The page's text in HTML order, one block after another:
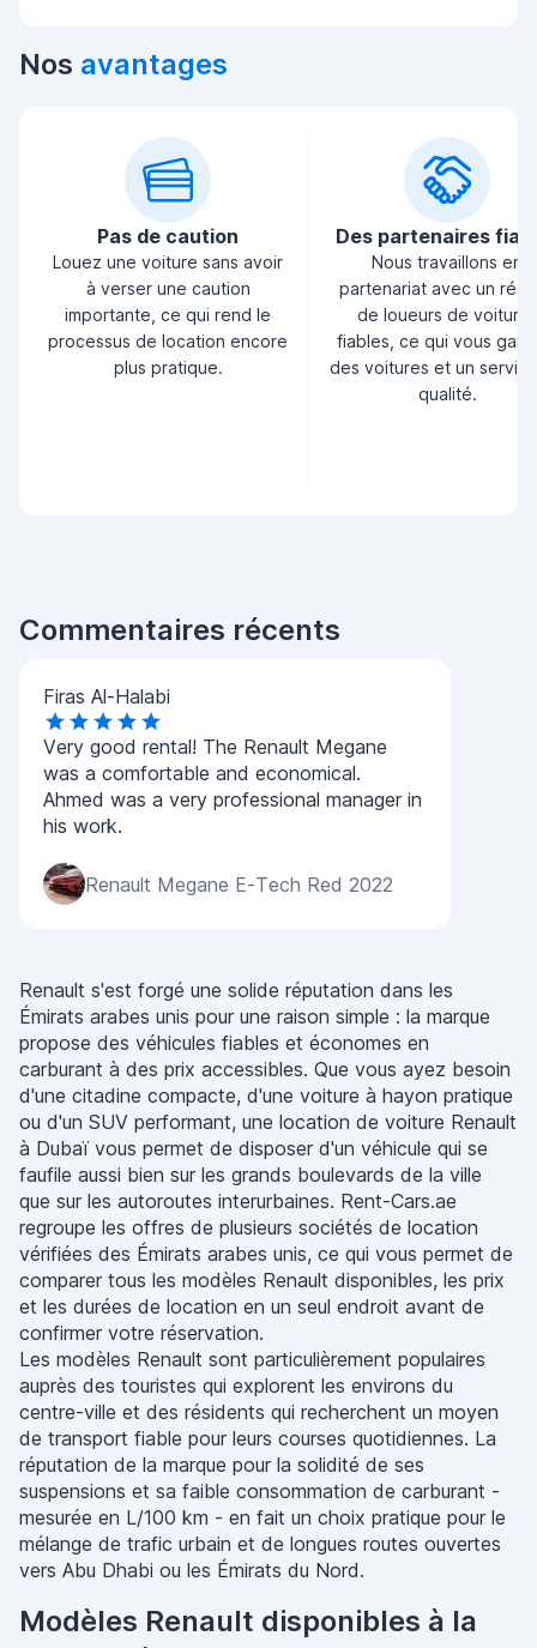
Nos avantages
Pas de caution
Louez une voiture sans avoir
à verser une caution
importante, ce qui rend le
processus de location encore
plus pratique.
Des partenaires
Nous travaillons en
partenariat avec un
de loueurs de voitures
fiables, ce qui vous
des voitures et un
qualité.
Commentaires récents
Firas Al-Halabi
Very good rental! The Renault Megane
was a comfortable and economical.
Ahmed was a very professional manager in
his work.
Renault Megane E-Tech Red 2022
Renault s'est forgé une solide réputation dans les
Émirats arabes unis pour une raison simple : la marque
propose des véhicules fiables et économes en
carburant à des prix accessibles. Que vous ayez besoin
d'une citadine compacte, d'une voiture à hayon pratique
ou d'un SUV performant, une location de voiture Renault
à Dubaï vous permet de disposer d'un véhicule qui se
faufile aussi bien sur les grands boulevards de la ville
que sur les autoroutes interurbaines. Rent-Cars.ae
regroupe les offres de plusieurs sociétés de location
vérifiées des Émirats arabes unis, ce qui vous permet de
comparer tous les modèles Renault disponibles, les prix
et les durées de location en un seul endroit avant de
confirmer votre réservation.
Les modèles Renault sont particulièrement populaires
auprès des touristes qui explorent les environs du
centre-ville et des résidents qui recherchent un moyen
de transport fiable pour leurs courses quotidiennes. La
réputation de la marque pour la solidité de ses
suspensions et sa faible consommation de carburant -
mesurée en L/100 km - en fait un choix pratique pour le
mélange de trafic urbain et de longues routes ouvertes
vers Abu Dhabi ou les Émirats du Nord.
Modèles Renault disponibles à la